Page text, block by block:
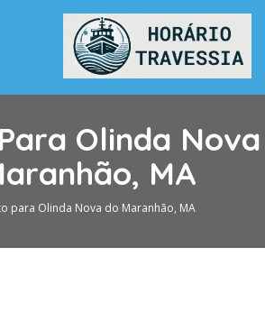
Olinda Nova
MA
para Olinda Nova do Maranhão, MA